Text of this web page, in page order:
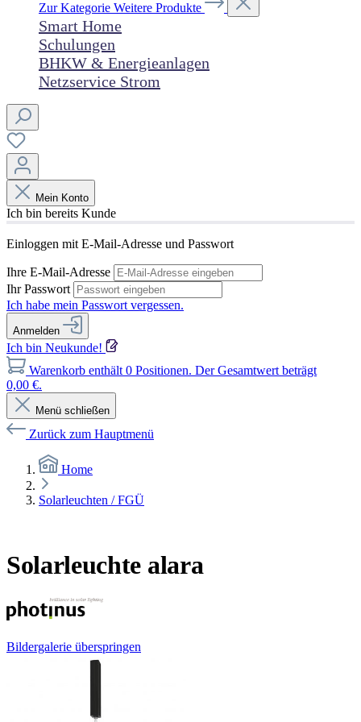
Zur Kategorie Weitere Produkte
Smart Home
Schulungen
BHKW & Energieanlagen
Netzservice Strom
Mein Konto
Ich bin bereits Kunde
Einloggen mit E-Mail-Adresse und Passwort
Ihre E-Mail-Adresse
Ihr Passwort
Ich habe mein Passwort vergessen.
Anmelden
Ich bin Neukunde!
Warenkorb enthält 0 Positionen. Der Gesamtwert beträgt
0,00 €.
Menü schließen
Zurück zum Hauptmenü
Home
Solarleuchten / FGÜ
Solarleuchte alara
Bildergalerie überspringen